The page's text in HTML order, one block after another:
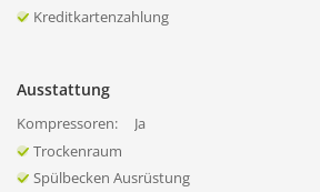
Kreditkartenzahlung
Ausstattung
Kompressoren:
Ja
Trockenraum
Spülbecken Ausrüstung